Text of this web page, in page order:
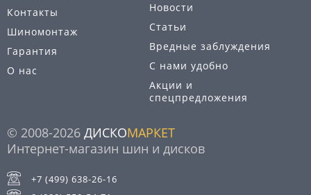
Контакты
Шиномонтаж
Гарантия
О нас
Новости
Статьи
Вредные заблуждения
С нами удобно
Акции и
спецпредложения
© 2008-2026 ДИСКОМАРКЕТ
Интернет-магазин шин и дисков
+7 (499) 638-26-16